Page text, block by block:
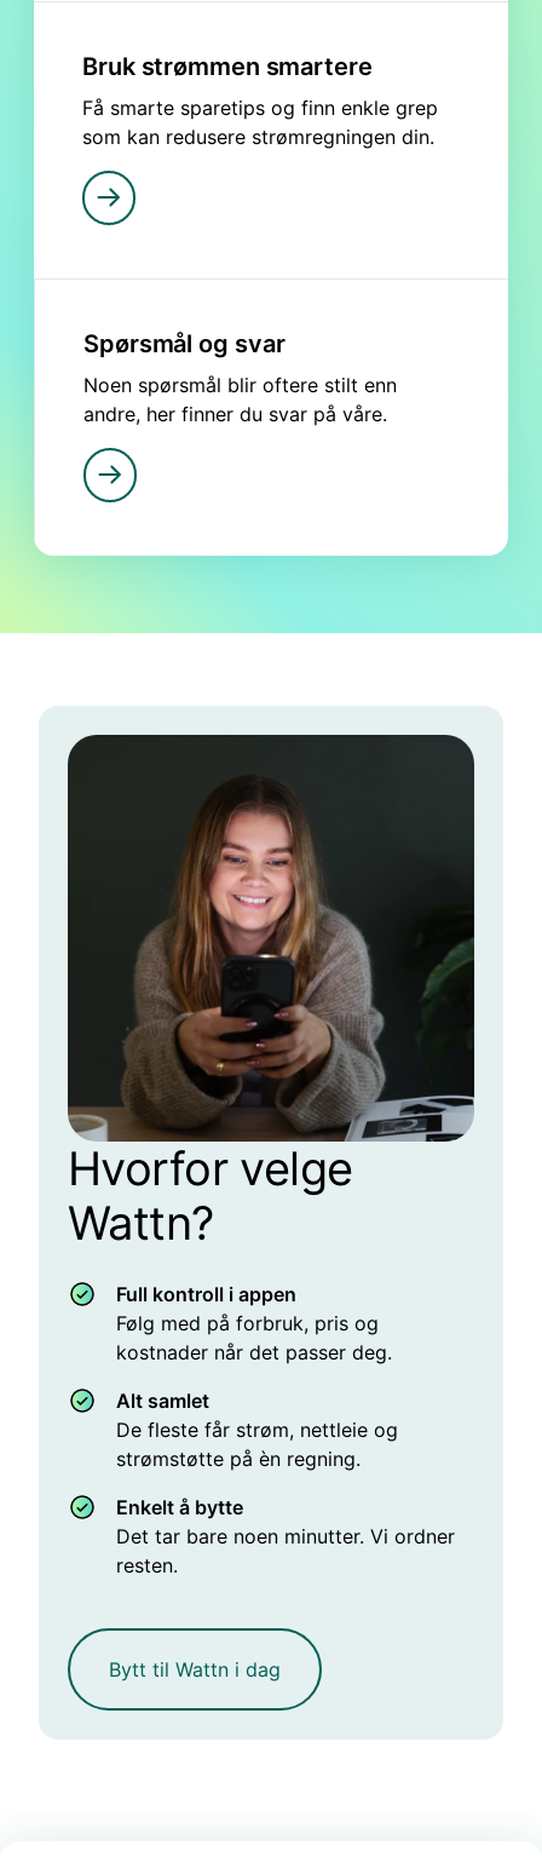
Bruk strømmen smartere
Få smarte sparetips og finn enkle grep
som kan redusere strømregningen din.
Spørsmål og svar
Noen spørsmål blir oftere stilt enn
andre, her finner du svar på våre.
Hvorfor velge
Wattn?
Full kontroll i appen
Følg med på forbruk, pris og
kostnader når det passer deg.
Alt samlet
De fleste får strøm, nettleie og
strømstøtte på èn regning.
Enkelt å bytte
Det tar bare noen minutter. Vi ordner
resten.
Bytt til Wattn i dag